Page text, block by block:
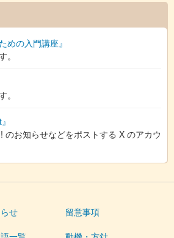
めの入門講座』
。
。
のお知らせなどをポストする X のアカウ
せ
留意事項